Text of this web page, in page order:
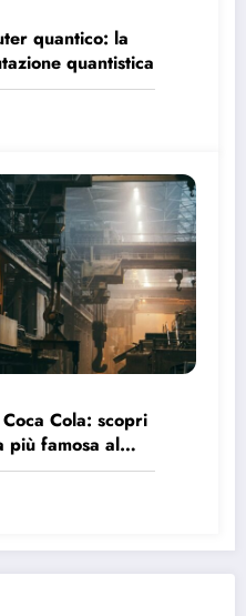
quantico: la
quantistica
Cola: scopri
più famosa al